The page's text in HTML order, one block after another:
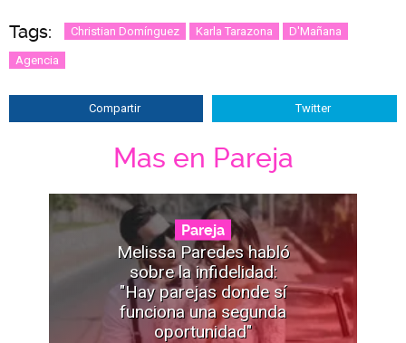
Tags: Christian Domínguez Karla Tarazona D'Mañana
Agencia
Compartir Twitter
Mas en Pareja
Pareja
Melissa Paredes habló
sobre la infidelidad:
"Hay parejas donde sí
funciona una segunda
oportunidad"